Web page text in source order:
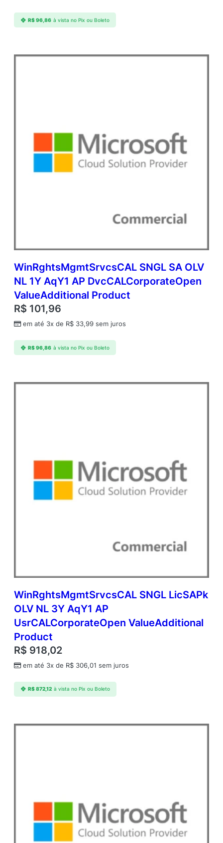
R$96,86 à vista no Pix ou Boleto
WinRghtsMgmtSrvcsCAL SNGL SA OLV
NL 1Y AqY1 AP DvcCALCorporateOpen
ValueAdditional Product
R$ 101,96
em até 3x de R$ 33,99 sem juros
R$96,86 à vista no Pix ou Boleto
WinRghtsMgmtSrvcsCAL SNGL LicSAPk
OLV NL 3Y AqY1 AP
UsrCALCorporateOpen ValueAdditional
Product
R$ 918,02
em até 3x de R$ 306,01 sem juros
R$872,12 à vista no Pix ou Boleto